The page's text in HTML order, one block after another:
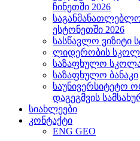
ჩინეთში 2026
ესტონეთში 2026
სასწავლო ვიზიტი
ლიდერობის
საზაფხულო სკოლა
საზაფხულო ბანაკი
საუნივერსიტეტო
დაგეგმვის
სიახლეები
კონტაქტი
ENG GEO